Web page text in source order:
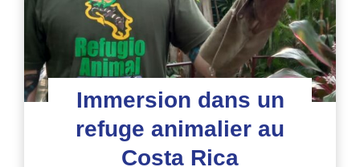
Costa
Rica
Immersion dans un
refuge animalier au
Costa Rica